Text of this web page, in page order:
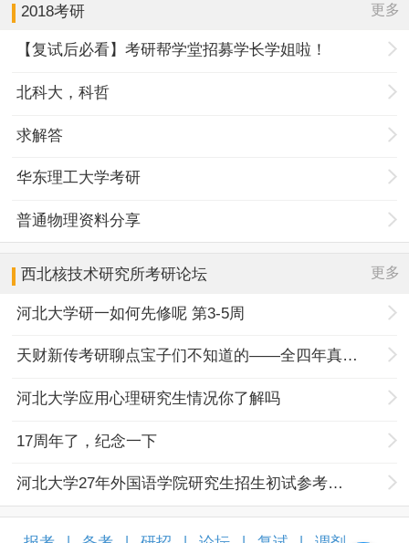
2018考研 更多
【复试后必看】考研帮学堂招募学长学姐啦！
北科大，科哲
求解答
华东理工大学考研
普通物理资料分享
西北核技术研究所考研论坛 更多
河北大学研一如何先修呢 第3-5周
天财新传考研聊点宝子们不知道的——全四年真题规律+择校优势
河北大学应用心理研究生情况你了解吗
17周年了，纪念一下
河北大学27年外国语学院研究生招生初试参考书目调整